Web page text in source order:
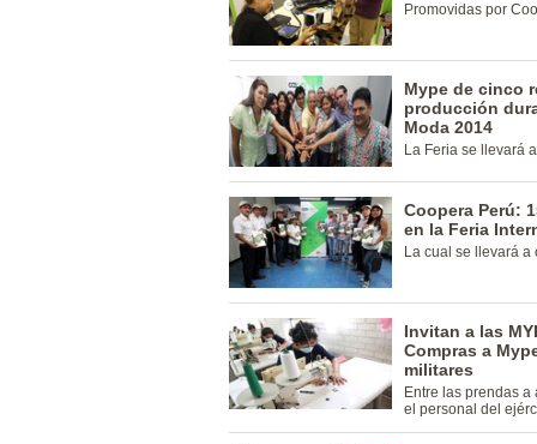
Promovidas por
Mype de cinco
producción
Moda 2014
La Feria se llevará
Coopera Perú:
en la Feria
La cual se llevará a
Invitan a las
Compras a
militares
Entre las prendas
el personal del